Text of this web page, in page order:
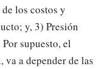
los costos y
y, 3) Presión
supuesto, el
a depender de las